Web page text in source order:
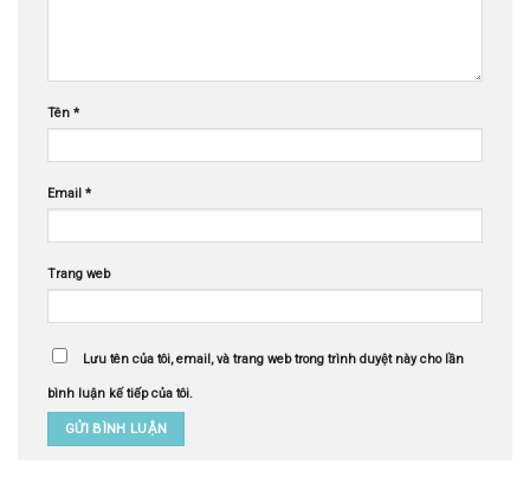
Tên *
Email *
Trang web
Lưu tên của tôi, email, và trang web trong trình duyệt này cho lần
bình luận kế tiếp của tôi.